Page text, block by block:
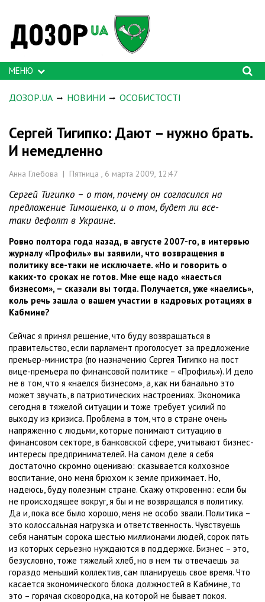
МЕНЮ
ДОЗОР.UA НОВИНИ ОСОБИСТОСТІ
Сергей Тигипко: Дают – нужно брать.
И немедленно
Анна Глебова | Пятница , 6 марта 2009, 12:47
Сергей Тигипко – о том, почему он согласился на
предложение Тимошенко, и о том, будет ли все-
таки дефолт в Украине.
Ровно полтора года назад, в августе 2007-го, в интервью
журналу «Профиль» вы заявили, что возвращения в
политику все-таки не исключаете. «Но и говорить о
каких-то сроках не готов. Мне еще надо «наесться
бизнесом», – сказали вы тогда. Получается, уже «наелись»,
коль речь зашла о вашем участии в кадровых ротациях в
Кабмине?
Сейчас я принял решение, что буду возвращаться в
правительство, если парламент проголосует за предложение
премьер-министра (по назначению Сергея Тигипко на пост
вице-премьера по финансовой политике – «Профиль»). И дело
не в том, что я «наелся бизнесом», а, как ни банально это
может звучать, в патриотических настроениях. Экономика
сегодня в тяжелой ситуации и тоже требует усилий по
выходу из кризиса. Проблема в том, что в стране очень
напряженно с людьми, которые понимают ситуацию в
финансовом секторе, в банковской сфере, учитывают бизнес-
интересы предпринимателей. На самом деле я себя
достаточно скромно оцениваю: сказывается колхозное
воспитание, оно меня брюхом к земле прижимает. Но,
надеюсь, буду полезным стране. Скажу откровенно: если бы
не происходящее вокруг, я бы и не возвращался в политику.
Да и, пока все было хорошо, меня не особо звали. Политика –
это колоссальная нагрузка и ответственность. Чувствуешь
себя нанятым сорока шестью миллионами людей, сорок пять
из которых серьезно нуждаются в поддержке. Бизнес – это,
безусловно, тоже тяжелый хлеб, но в нем ты отвечаешь за
гораздо меньший коллектив, сам планируешь свое время. Что
касается экономического блока должностей в Кабмине, то
это – горячая сковородка, на которой не бывает покоя.